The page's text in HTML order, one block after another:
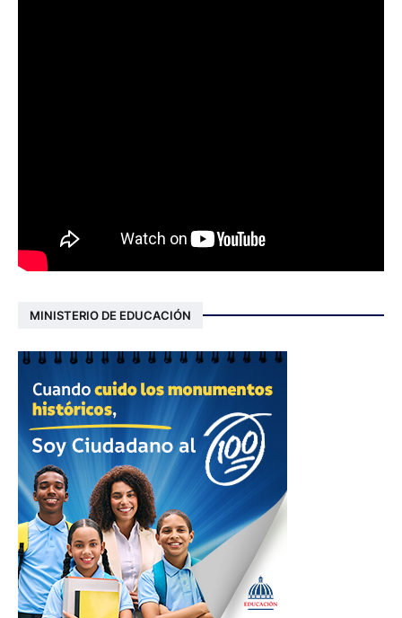
MINISTERIO DE EDUCACIÓN